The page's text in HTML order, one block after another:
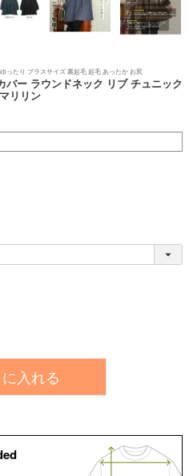
ったり プラスサイズ 裏起毛 起毛 あったか お尻
バー ラウンドネック リブ チュニック
リリン
入れる